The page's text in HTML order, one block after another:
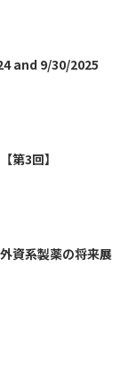
and 9/30/2025
第3回】
資系製薬の将来展